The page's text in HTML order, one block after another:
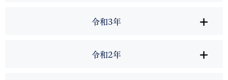
令和3年
令和2年